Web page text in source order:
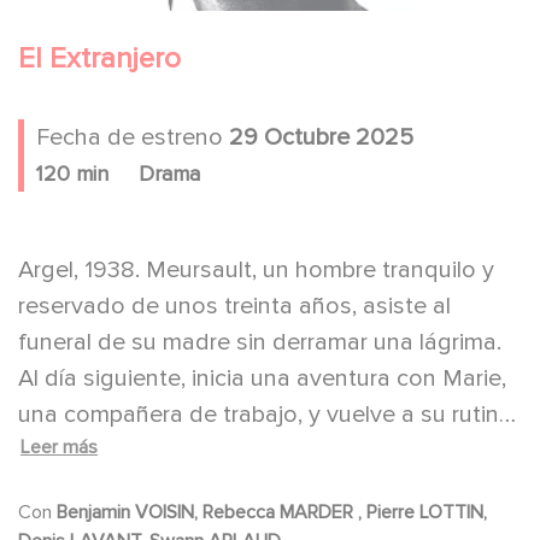
El Extranjero
Fecha de estreno 29 Octubre 2025
120 min Drama
Argel, 1938. Meursault, un hombre tranquilo y
reservado de unos treinta años, asiste al
funeral de su madre sin derramar una lágrima.
Al día siguiente, inicia una aventura con Marie,
una compañera de trabajo, y vuelve a su rutina
con aparente normalidad. Pero su vida se ve
involucra en sus oscuros asuntos personales.
Leer más
Con